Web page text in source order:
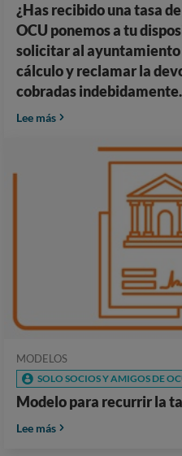
¿Has recibido una tasa
OCU ponemos a tu
solicitar al
cálculo y reclamar la
cobradas indebidamente.
Lee más
MODELOS
SOLO SOCIOS Y AMIGOS DE
Modelo para recurrir la
Lee más